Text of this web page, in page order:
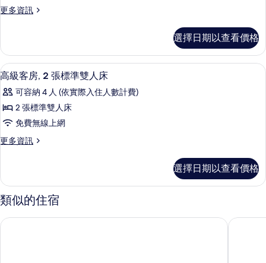
有
詳
1
標
準
雙
人
床
的
所
片
更多資訊
更
客
房,
1
標
準
人
床
的
選擇日期以查看價格
顯
示
高
級
房,
張
標
準
雙
高級客房, 2 張標準雙人床 | 高級寢具
2
高級客房, 2 張標準雙人床
可容納 4 人 (依實際入住人數計費)
2 張標準雙人床
免費無線上網
更多資訊
更
客
房,
2
標
選擇日期以查看價格
類似的住宿
巴黎維利茲智選假日飯店 IHG 旗下飯店 B&B